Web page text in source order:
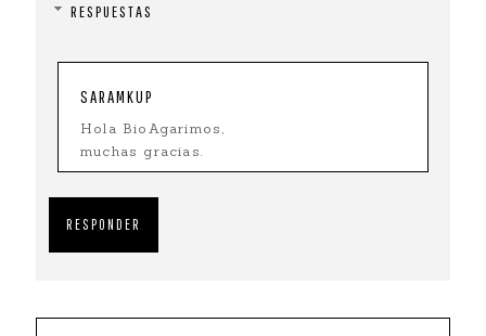
RESPUESTAS
SARAMKUP
Hola BioAgarimos,
muchas gracias.
RESPONDER